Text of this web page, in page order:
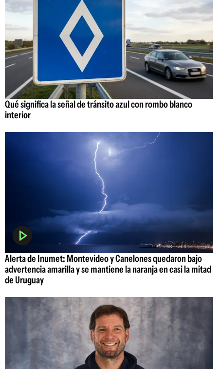
Qué significa la señal de tránsito azul con rombo blanco
interior
Alerta de Inumet: Montevideo y Canelones quedaron bajo
advertencia amarilla y se mantiene la naranja en casi la mitad
de Uruguay